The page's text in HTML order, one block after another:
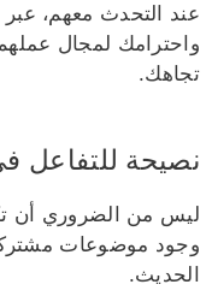
عند التحدث معهم، عبر
واحترامك لمجال
تجاهك.
نصيحة للتفاعل في
ليس من الضروري أن
وجود موضوعات
الحديث.